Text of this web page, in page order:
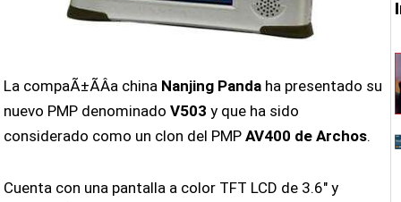
La compaÃ±Ã­Â­a china Nanjing Panda ha presentado su
nuevo PMP denominadoV503 y que ha sido
considerado como un clon del PMPAV400 de Archos.
Cuenta con una pantalla a color TFT LCD de 3.6″ y